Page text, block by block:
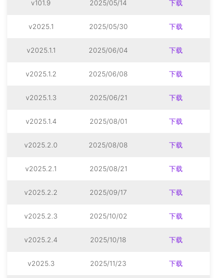
v101.9 2025/05/14 下载
v2025.1 2025/05/30 下载
v2025.1.1 2025/06/04 下载
v2025.1.2 2025/06/08 下载
v2025.1.3 2025/06/21 下载
v2025.1.4 2025/08/01 下载
v2025.2.0 2025/08/08 下载
v2025.2.1 2025/08/21 下载
v2025.2.2 2025/09/17 下载
v2025.2.3 2025/10/02 下载
v2025.2.4 2025/10/18 下载
v2025.3 2025/11/23 下载